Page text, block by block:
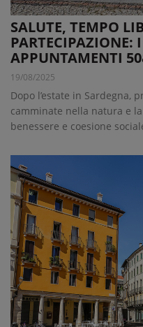
SALUTE, TEMPO
PARTECIPAZIONE:
APPUNTAMENTI
19/08/2025
Dopo l’estate in Sardegna,
camminate nella natura e
benessere e coesione